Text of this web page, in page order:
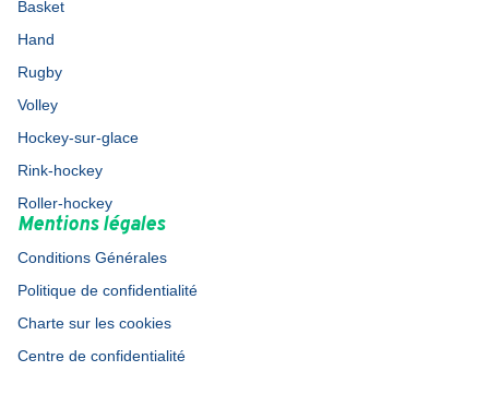
Basket
Hand
Rugby
Volley
Hockey-sur-glace
Rink-hockey
Roller-hockey
Mentions légales
Conditions Générales
Politique de confidentialité
Charte sur les cookies
Centre de confidentialité